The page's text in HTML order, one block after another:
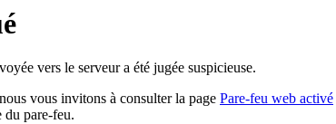
vers le serveur a été jugée suspicieuse.
vous invitons à consulter la page Pare-feu web activé
du pare-feu.